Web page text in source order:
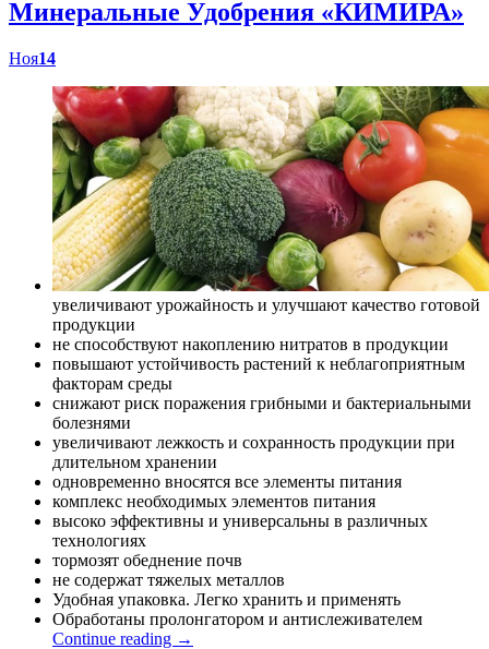
Минеральные Удобрения «КИМИРА»
Ноя14
увеличивают урожайность и улучшают качество готовой
продукции
не способствуют накоплению нитратов в продукции
повышают устойчивость растений к неблагоприятным
факторам среды
снижают риск поражения грибными и бактериальными
болезнями
увеличивают лежкость и сохранность продукции при
длительном хранении
одновременно вносятся все элементы питания
комплекс необходимых элементов питания
высоко эффективны и универсальны в различных
технологиях
тормозят обеднение почв
не содержат тяжелых металлов
Удобная упаковка. Легко хранить и применять
Обработаны пролонгатором и антислеживателем
Continue reading →